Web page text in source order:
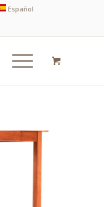
Español